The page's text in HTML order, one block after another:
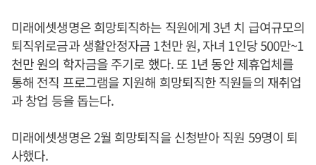
미래에셋생명은 희망퇴직하는 직원에게 3년 치 급여규모의
퇴직위로금과 생활안정자금 1천만 원, 자녀 1인당 500만~1
천만 원의 학자금을 주기로 했다. 또 1년 동안 제휴업체를
통해 전직 프로그램을 지원해 희망퇴직한 직원들의 재취업
과 창업 등을 돕는다.
미래에셋생명은 2월 희망퇴직을 신청받아 직원 59명이 퇴
사했다.